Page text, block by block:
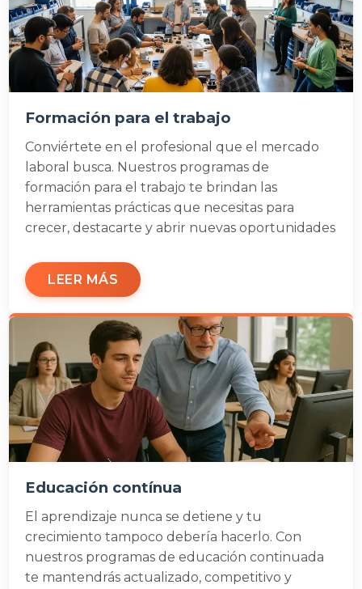
Formación para el trabajo
Conviértete en el profesional que el mercado
laboral busca. Nuestros programas de
formación para el trabajo te brindan las
herramientas prácticas que necesitas para
crecer, destacarte y abrir nuevas oportunidades
LEER MÁS
Educación contínua
El aprendizaje nunca se detiene y tu
crecimiento tampoco debería hacerlo. Con
nuestros programas de educación continuada
te mantendrás actualizado, competitivo y